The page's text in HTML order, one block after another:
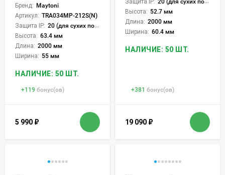
Бренд: Maytoni
Артикул: TRA034MP-212S(N)
Защита IP: 20 (для сухих пом.)
Высота: 63.4 мм
Длина: 2000 мм
Ширина: 55 мм
НАЛИЧИЕ: 50 ШТ.
+119 бонус(ов)
5 990 ₽
Защита IP: 20 (для сухих пом.)
Высота: 52.7 мм
Длина: 2000 мм
Ширина: 60.4 мм
НАЛИЧИЕ: 50 ШТ.
+381 бонус(ов)
19 090 ₽